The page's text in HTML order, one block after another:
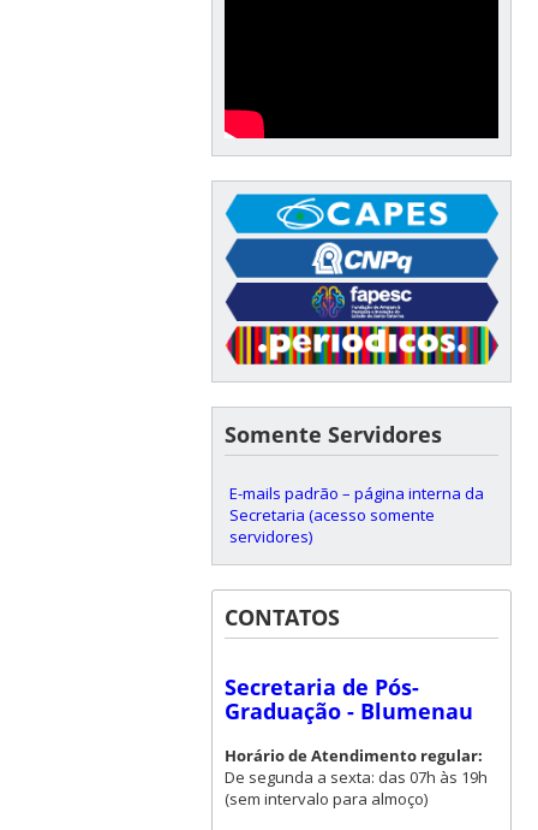
Somente Servidores
E-mails padrão – página interna da
Secretaria (acesso somente
servidores)
CONTATOS
Secretaria de Pós-
Graduação - Blumenau
Horário de Atendimento regular:
De segunda a sexta: das 07h às 19h
(sem intervalo para almoço)